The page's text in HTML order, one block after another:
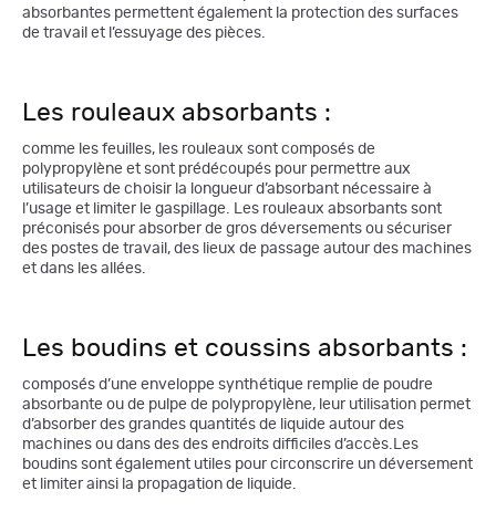
absorbantes permettent également la protection des surfaces
de travail et l’essuyage des pièces.
Les rouleaux absorbants :
comme les feuilles, les rouleaux sont composés de
polypropylène et sont prédécoupés pour permettre aux
utilisateurs de choisir la longueur d’absorbant nécessaire à
l’usage et limiter le gaspillage. Les rouleaux absorbants sont
préconisés pour absorber de gros déversements ou sécuriser
des postes de travail, des lieux de passage autour des machines
et dans les allées.
Les boudins et coussins absorbants :
composés d’une enveloppe synthétique remplie de poudre
absorbante ou de pulpe de polypropylène, leur utilisation permet
d’absorber des grandes quantités de liquide autour des
machines ou dans des des endroits difficiles d’accès.Les
boudins sont également utiles pour circonscrire un déversement
et limiter ainsi la propagation de liquide.